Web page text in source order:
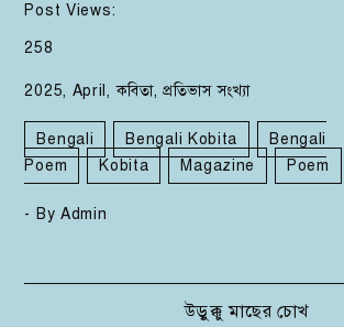
Post Views:
258
2025, April,কবিতা,প্রতিভাস সংখ্যা
Bengali Bengali Kobita
Bengali
Poem
Kobita Magazine Poem
- By Admin
উড়ুক্কু মাছের চোখ